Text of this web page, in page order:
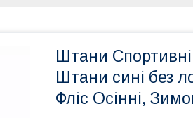
Штани Спортивні
Штани сині без
Фліс Осінні,